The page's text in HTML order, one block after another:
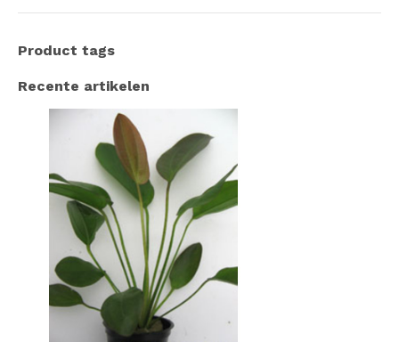
Product tags
Recente artikelen